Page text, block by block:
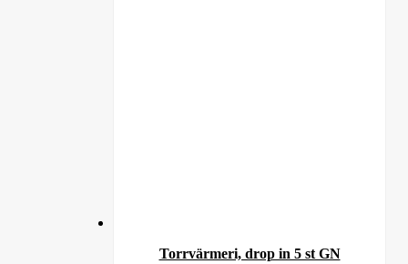
Torrvärmeri, drop in 5 st GN